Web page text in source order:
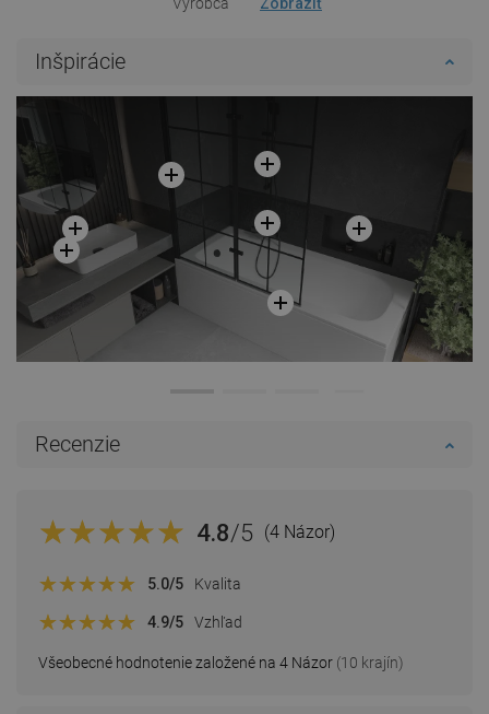
Inšpirácie
Recenzie
4.8/5 (4 Názor)
Všeobecné hodnotenie založené na 4 Názor (10 krajín)
5.0/5 Kvalita
4.9/5 Vzhľad